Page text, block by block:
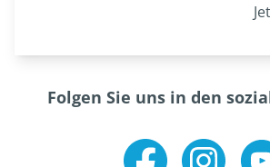
Folgen Sie uns in den
Facebook